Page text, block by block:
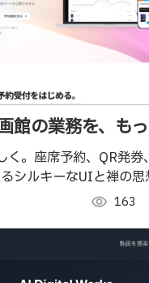
館の業務を、も
く。座席予約、QR発
シルキーなUIと禅の
優雅かつ直感的に変革
。
visibility 163